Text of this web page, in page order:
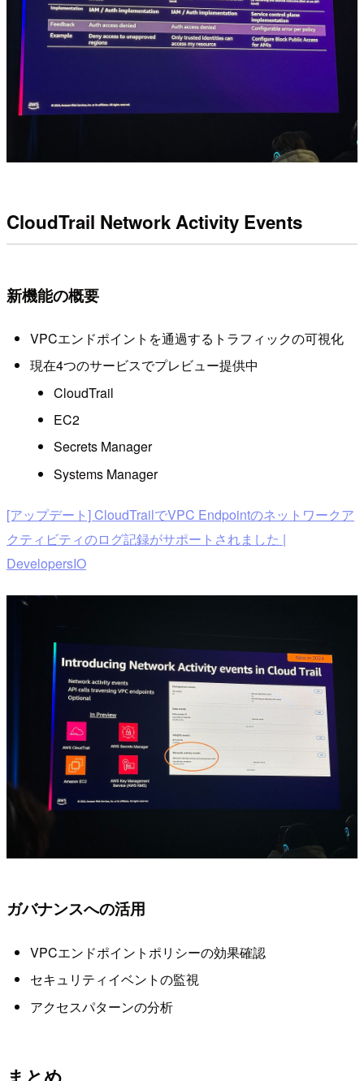
CloudTrail Network Activity Events
新機能の概要
VPCエンドポイントを通過するトラフィックの可視化
現在4つのサービスでプレビュー提供中
CloudTrail
EC2
Secrets Manager
Systems Manager
[アップデート] CloudTrailでVPC Endpointのネットワークア
クティビティのログ記録がサポートされました |
DevelopersIO
ガバナンスへの活用
VPCエンドポイントポリシーの効果確認
セキュリティイベントの監視
アクセスパターンの分析